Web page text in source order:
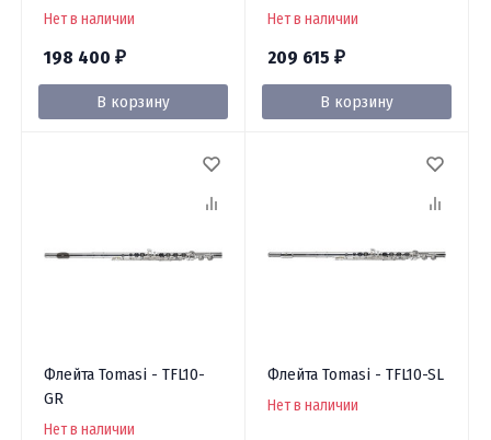
Нет в наличии
198 400 ₽
В корзину
Нет в наличии
209 615 ₽
В корзину
Флейта Tomasi - TFL10-
GR
Нет в наличии
Флейта Tomasi - TFL10-SL
Нет в наличии